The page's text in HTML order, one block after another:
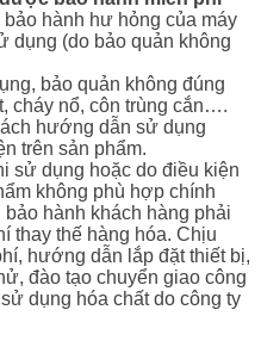
hành hư hỏng của máy
dụng (do bảo quản không
bảo quản không đúng
cháy nổ, côn trùng cắn….
hướng dẫn sử dụng
trên sản phẩm.
sử dụng hoặc do điều kiện
không phù hợp chính
hành khách hàng phải
thay thế hàng hóa. Chịu
hướng dẫn lắp đặt thiết bị,
đào tạo chuyển giao công
dụng hóa chất do công ty